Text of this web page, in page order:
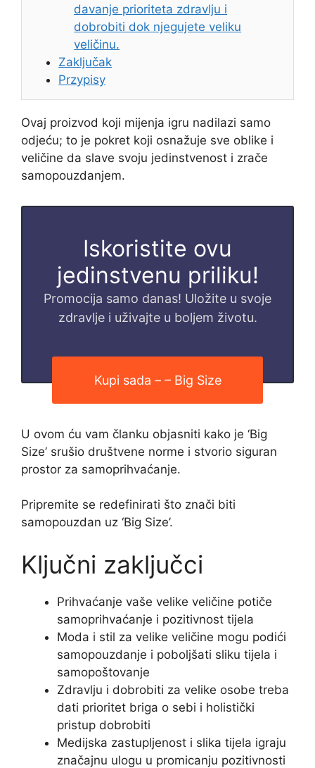
davanje prioriteta zdravlju i
dobrobiti dok njegujete veliku
veličinu.
Zaključak
Przypisy
Ovaj proizvod koji mijenja igru ​​nadilazi samo
odjeću; to je pokret koji osnažuje sve oblike i
veličine da slave svoju jedinstvenost i zrače
samopouzdanjem.
Iskoristite ovu
jedinstvenu priliku!
Promocija samo danas! Uložite u svoje
zdravlje i uživajte u boljem životu.
Kupi sada – – Big Size
U ovom ću vam članku objasniti kako je ‘Big
Size’ srušio društvene norme i stvorio siguran
prostor za samoprihvaćanje.
Pripremite se redefinirati što znači biti
samopouzdan uz ‘Big Size’.
Ključni zaključci
Prihvaćanje vaše velike veličine potiče
samoprihvaćanje i pozitivnost tijela
Moda i stil za velike veličine mogu podići
samopouzdanje i poboljšati sliku tijela i
samopoštovanje
Zdravlju i dobrobiti za velike osobe treba
dati prioritet briga o sebi i holistički
pristup dobrobiti
Medijska zastupljenost i slika tijela igraju
značajnu ulogu u promicanju pozitivnosti